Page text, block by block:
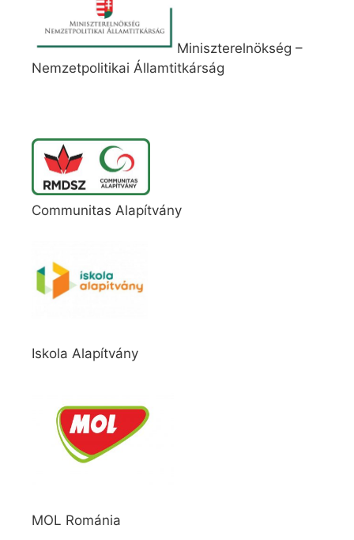
Miniszterelnökség –
Nemzetpolitikai Államtitkárság
Communitas Alapítvány
Iskola Alapítvány
MOL Románia